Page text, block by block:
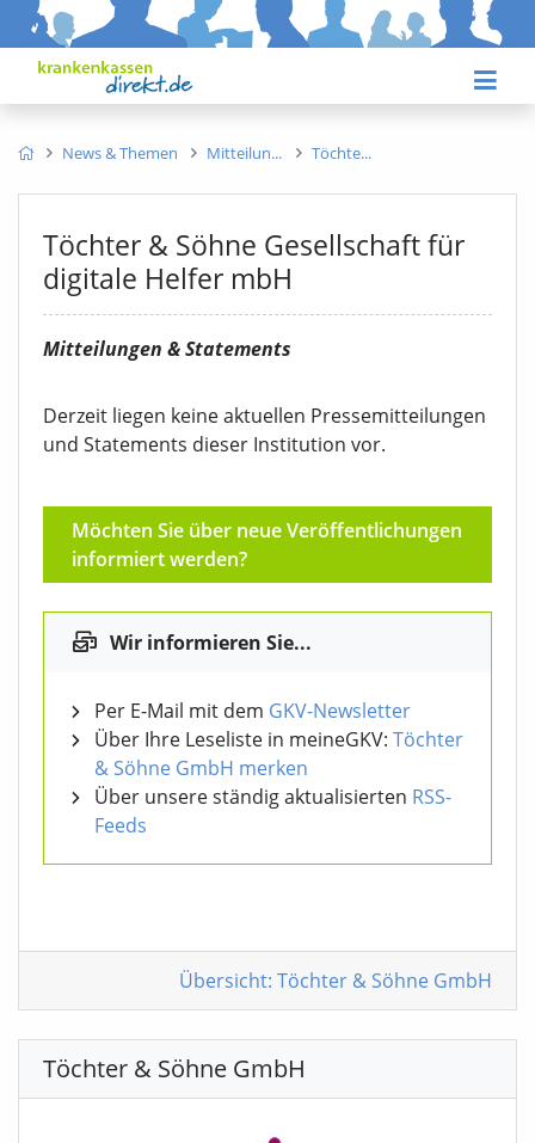
News & Themen Mitteilun Töchte
Töchter & Söhne Gesellschaft für
digitale Helfer mbH
Mitteilungen & Statements
Derzeit liegen keine aktuellen Pressemitteilungen
und Statements dieser Institution vor.
Möchten Sie über neue Veröffentlichungen
informiert werden?
Wir informieren Sie...
Per E-Mail mit dem GKV-Newsletter
Über Ihre Leseliste in meineGKV: Töchter
& Söhne GmbH merken
Über unsere ständig aktualisierten RSS-
Feeds
Übersicht: Töchter & Söhne GmbH
Töchter & Söhne GmbH